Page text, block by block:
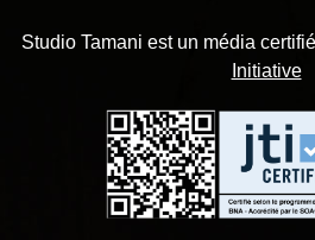
Studio Tamani est un média
Initiative